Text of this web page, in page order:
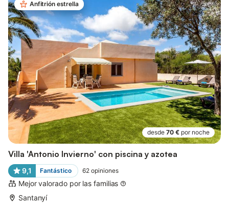
Anfitrión estrella
desde 70 € por noche
Villa 'Antonio Invierno' con piscina y azotea
9,1 Fantástico 62 opiniones
Mejor valorado por las familias
Santanyí